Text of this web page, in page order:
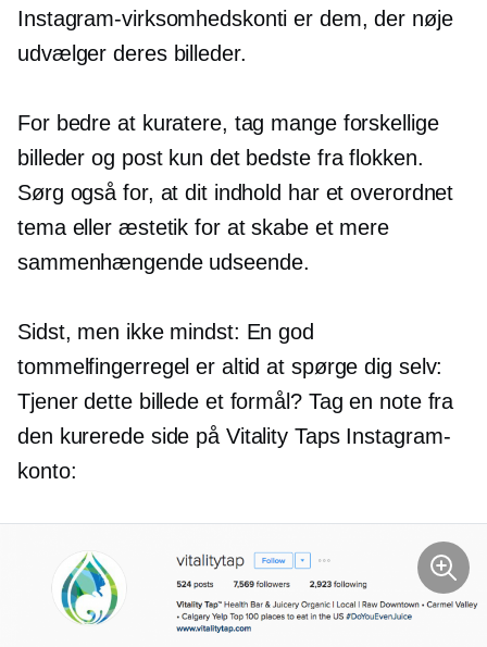
Instagram-virksomhedskonti er dem, der nøje
udvælger deres billeder.
For bedre at kuratere, tag mange forskellige
billeder og post kun det bedste fra flokken.
Sørg også for, at dit indhold har et overordnet
tema eller æstetik for at skabe et mere
sammenhængende udseende.
Sidst, men ikke mindst: En god
tommelfingerregel er altid at spørge dig selv:
Tjener dette billede et formål? Tag en note fra
den kurerede side på Vitality Taps Instagram-
konto: